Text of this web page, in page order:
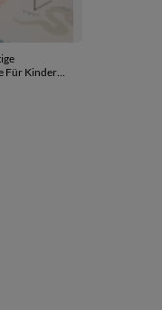
Für Kinder
Ideal Für